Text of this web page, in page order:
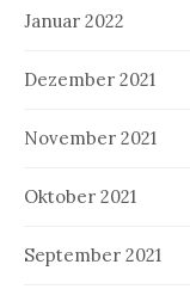
Januar 2022
Dezember 2021
November 2021
Oktober 2021
September 2021